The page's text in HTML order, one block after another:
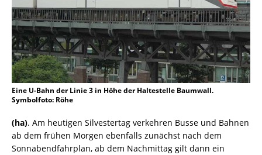
Eine U-Bahn der Linie 3 in Höhe der Haltestelle Baumwall.
Symbolfoto: Röhe
(ha). Am heutigen Silvestertag verkehren Busse und Bahnen
ab dem frühen Morgen ebenfalls zunächst nach dem
Sonnabendfahrplan, ab dem Nachmittag gilt dann ein